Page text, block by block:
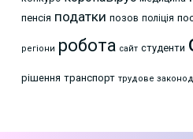
пенсія податки позов поліція
регіони робота сайт студенти
рішення транспорт трудове